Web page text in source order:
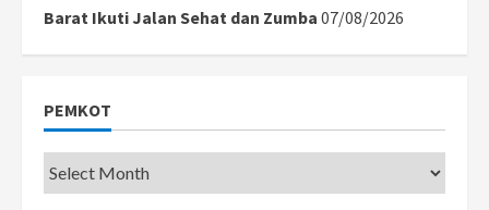
Barat Ikuti Jalan Sehat dan Zumba 07/08/2026
PEMKOT
Pemkot